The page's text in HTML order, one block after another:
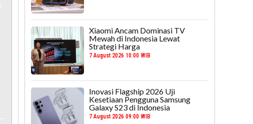
Xiaomi Ancam Dominasi TV
Mewah di Indonesia Lewat
Strategi Harga
7 August 2026 10:00 WIB
Inovasi Flagship 2026 Uji
Kesetiaan Pengguna Samsung
Galaxy S23 di Indonesia
7 August 2026 09:00 WIB